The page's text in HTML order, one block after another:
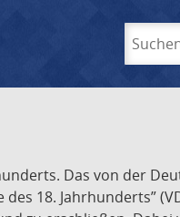
Das von der
18. Jahrhunderts”